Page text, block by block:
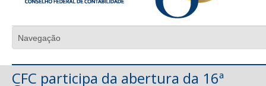
CFC participa da abertura da 16ª